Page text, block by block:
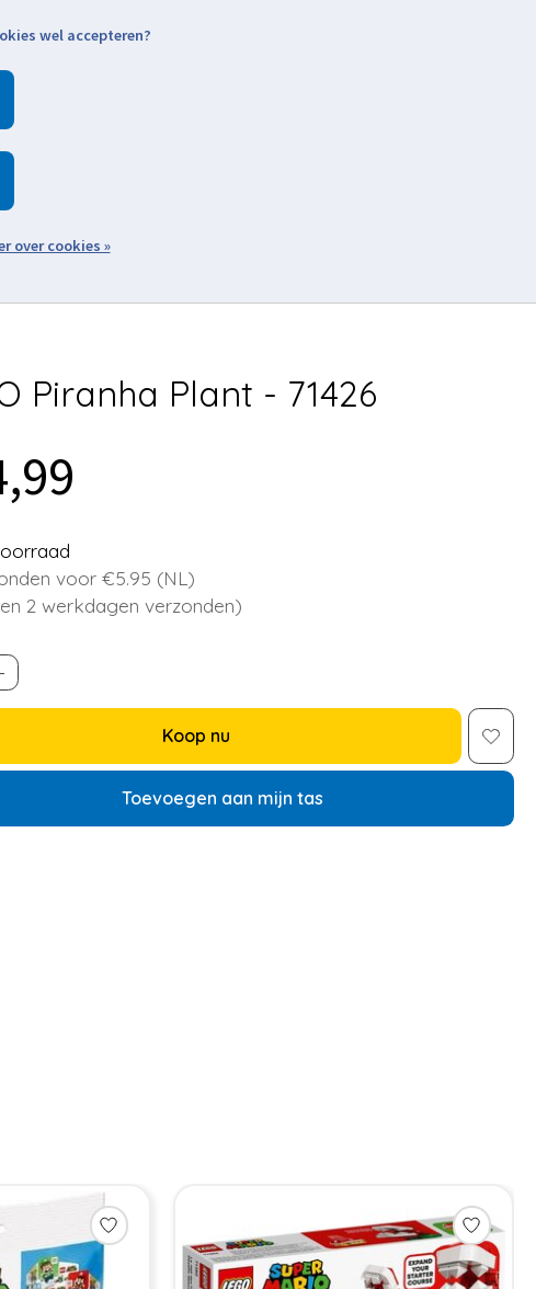
Piranha Plant - 71426
voor €5.95 (NL)
2 werkdagen verzonden)
Koop nu
Toevoegen aan mijn tas
wel accepteren?
over cookies »